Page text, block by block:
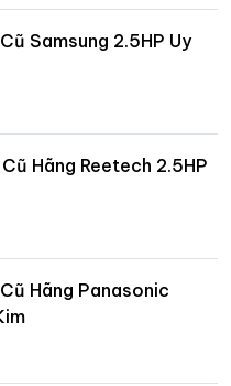
Samsung 2.5HP Uy
Hãng Reetech 2.5HP
Hãng Panasonic